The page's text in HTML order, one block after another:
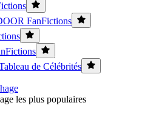
FanFictions
de Célébrités
les plus populaires